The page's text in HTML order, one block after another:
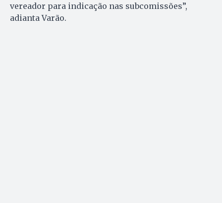
vereador para indicação nas subcomissões”,
adianta Varão.